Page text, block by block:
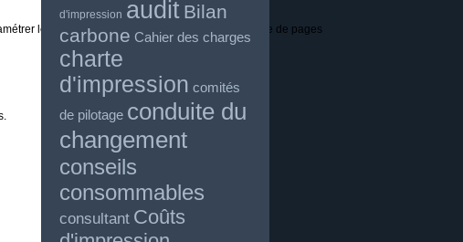
le N&B par défaut. Cela ne réduit pas le volume de pages
d'impression audit Bilan
carbone Cahier des charges
charte
d'impression comités
de pilotage conduite du
changement
conseils
consommables
consultant Coûts